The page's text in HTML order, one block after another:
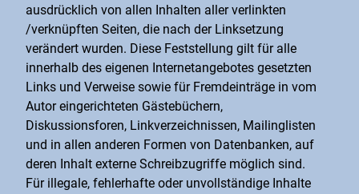
ausdrücklich von allen Inhalten aller verlinkten
/verknüpften Seiten, die nach der Linksetzung
verändert wurden. Diese Feststellung gilt für alle
innerhalb des eigenen Internetangebotes gesetzten
Links und Verweise sowie für Fremdeinträge in vom
Autor eingerichteten Gästebüchern,
Diskussionsforen, Linkverzeichnissen, Mailinglisten
und in allen anderen Formen von Datenbanken, auf
deren Inhalt externe Schreibzugriffe möglich sind.
Für illegale, fehlerhafte oder unvollständige Inhalte